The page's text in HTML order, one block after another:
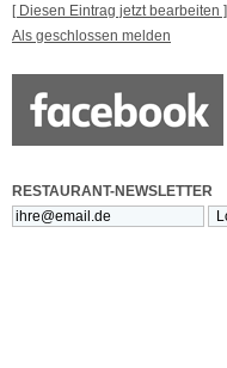
[ Diesen Eintrag jetzt bearbeiten ]
Als geschlossen melden
RESTAURANT-NEWSLETTER